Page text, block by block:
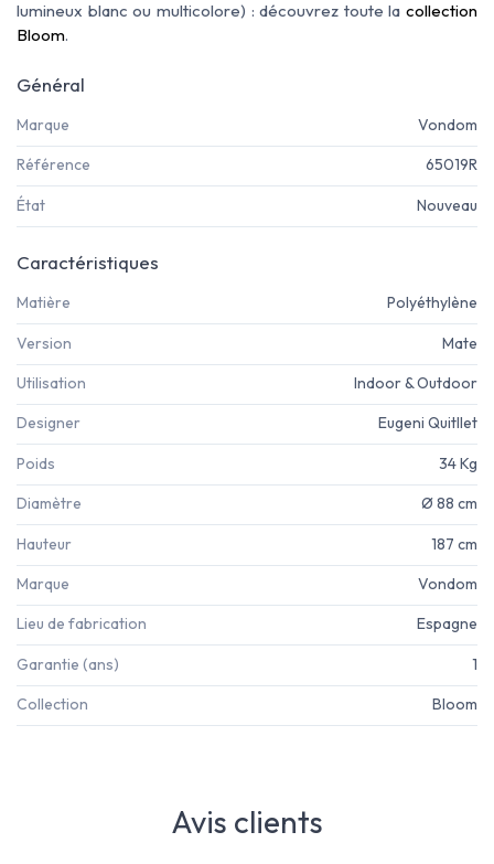
lumineux blanc ou multicolore) : découvrez toute la collection
Bloom.
Général
Marque Vondom
Référence 65019R
État Nouveau
Caractéristiques
Matière Polyéthylène
Version Mate
Utilisation Indoor & Outdoor
Designer Eugeni Quitllet
Poids 34 Kg
Diamètre Ø 88 cm
Hauteur 187 cm
Marque Vondom
Lieu de fabrication Espagne
Garantie (ans) 1
Collection Bloom
Avis clients